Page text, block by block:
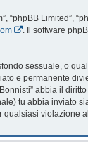
“phpBB Limited”,
. Il software
sessuale, o
e permanente
abbia il
tu abbia inviato
violazione